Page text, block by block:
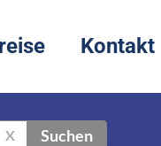
Kontakt
X Suchen